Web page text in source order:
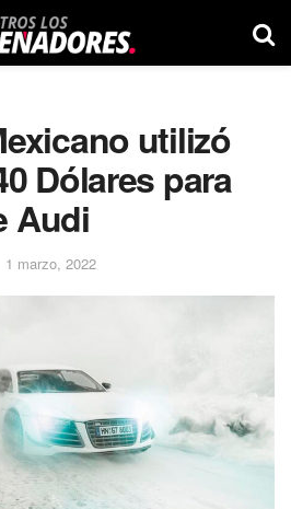
utilizó
Dólares para
Audi
1 marzo, 2022